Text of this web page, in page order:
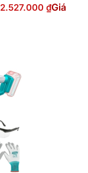
2.527.000 ₫Giá